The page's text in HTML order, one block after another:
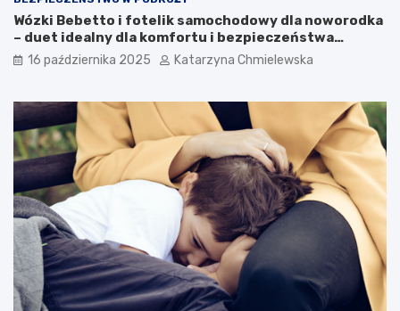
u
u
o
d
z
n
y
?
o
m
e
ć
n
a
s
t
o
l
a
t
k
a
?
Wózki Bebetto i fotelik samochodowy dla noworodka
– duet idealny dla komfortu i bezpieczeństwa
dziecka
16 października 2025 Katarzyna Chmielewska